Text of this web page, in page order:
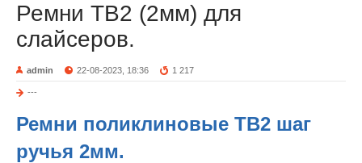
Ремни TB2 (2мм) для
слайсеров.
admin 22-08-2023, 18:36 1 217
---
Ремни поликлиновые TB2 шаг
ручья 2мм.